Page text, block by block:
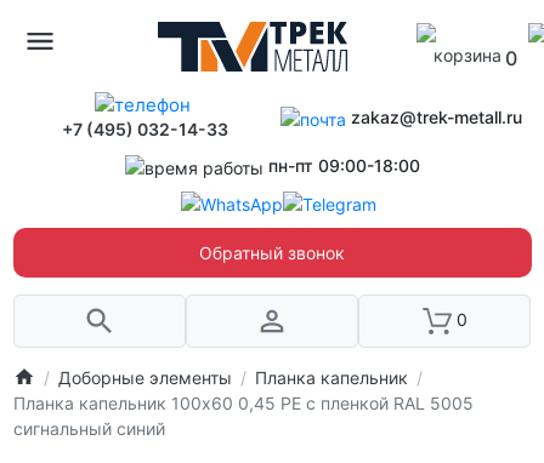
0
+7 (495) 032-14-33
zakaz@trek-metall.ru
пн-пт 09:00-18:00
Обратный звонок
0
Доборные элементы
Планка капельник
Планка капельник 100х60 0,45 PE с пленкой RAL 5005
сигнальный синий